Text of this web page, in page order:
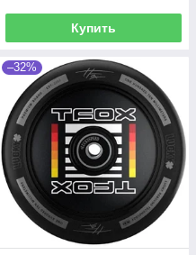
Купить
–32%